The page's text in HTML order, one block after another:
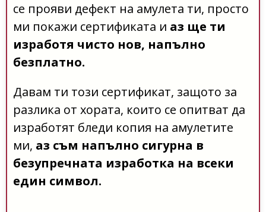
се прояви дефект на амулета ти, просто
ми покажи сертификата и аз ще ти
изработя чисто нов, напълно
безплатно.
Давам ти този сертификат, защото за
разлика от хората, които се опитват да
изработят бледи копия на амулетите
ми, аз съм напълно сигурна в
безупречната изработка на всеки
един символ.